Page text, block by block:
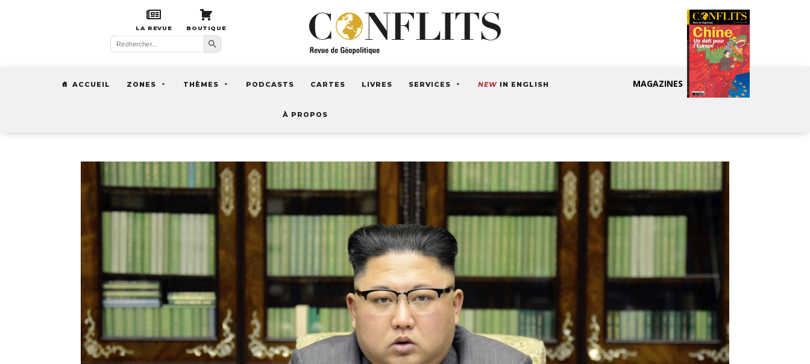
LA REVUE BOUTIQUE
Search
for:
Search Button
ACCUEIL ZONES THÈMES PODCASTS CARTES LIVRES SERVICES NEW IN ENGLISH
À PROPOS
MAGAZINES